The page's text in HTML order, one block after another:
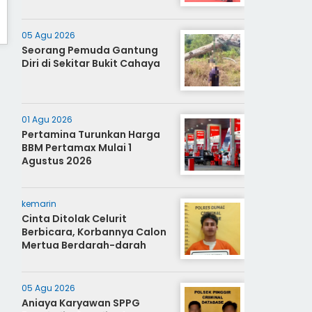
05 Agu 2026
Seorang Pemuda Gantung
Diri di Sekitar Bukit Cahaya
01 Agu 2026
Pertamina Turunkan Harga
BBM Pertamax Mulai 1
Agustus 2026
kemarin
Cinta Ditolak Celurit
Berbicara, Korbannya Calon
Mertua Berdarah-darah
05 Agu 2026
Aniaya Karyawan SPPG